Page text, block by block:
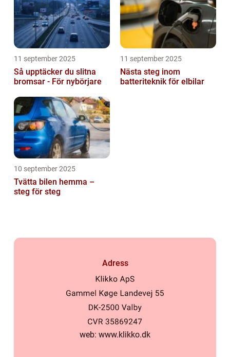
11 september 2025
Så upptäcker du slitna
bromsar - För nybörjare
11 september 2025
Nästa steg inom
batteriteknik för elbilar
10 september 2025
Tvätta bilen hemma –
steg för steg
Adress
web: www.klikko.dk